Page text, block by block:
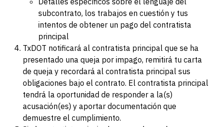
subcontrato, los trabajos en cuestión y tus
intentos de obtener un pago del contratista
principal
TxDOT notificará al contratista principal que se ha
presentado una queja por impago, remitirá tu carta
de queja y recordará al contratista principal sus
obligaciones bajo el contrato. El contratista principal
tendrá la oportunidad de responder a la(s)
acusación(es) y aportar documentación que
demuestre el cumplimiento.